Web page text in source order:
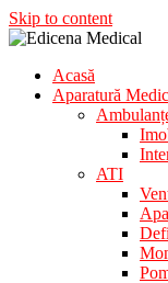
Skip to content
Edicena Medical
Aparatura Medicala
Acasă
Aparatură
ATI